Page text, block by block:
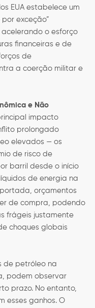
EUA estabelece um
exceção”
o esforço
financeiras e de
de
a coerção militar e
e Não
impacto
prolongado
elevados — os
de risco de
barril desde o início
de energia na
orçamentos
de compra, podendo
frágeis justamente
choques globais
de petróleo na
podem observar
prazo. No entanto,
esses ganhos. O